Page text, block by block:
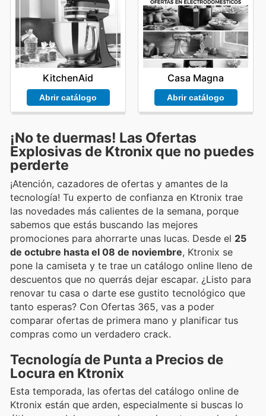
KitchenAid
Abrir catálogo
Casa Magna
Abrir catálogo
¡No te duermas! Las Ofertas
Explosivas de Ktronix que no puedes
perderte
¡Atención, cazadores de ofertas y amantes de la
tecnología! Tu experto de confianza en Ktronix trae
las novedades más calientes de la semana, porque
sabemos que estás buscando las mejores
promociones para ahorrarte unas lucas. Desde el 25
de octubre hasta el 08 de noviembre, Ktronix se
pone la camiseta y te trae un catálogo online lleno de
descuentos que no querrás dejar escapar. ¿Listo para
renovar tu casa o darte ese gustito tecnológico que
tanto esperas? Con Ofertas 365, vas a poder
comparar ofertas de primera mano y planificar tus
compras como un verdadero crack.
Tecnología de Punta a Precios de
Locura en Ktronix
Esta temporada, las ofertas del catálogo online de
Ktronix están que arden, especialmente si buscas lo